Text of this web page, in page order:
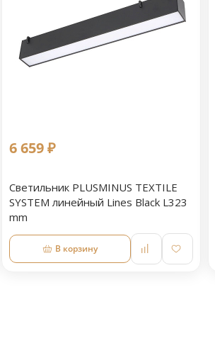
6 659 ₽
Светильник PLUSMINUS TEXTILE
SYSTEM линейный Lines Black L323
mm
В корзину